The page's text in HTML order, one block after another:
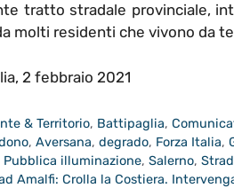
tratto stradale provinciale,
molti residenti che vivono da
2 febbraio 2021
& Territorio, Battipaglia,
,Aversana,degrado, Forza Italia,
Pubblica illuminazione, Salerno,
Amalfi: Crolla la Costiera.